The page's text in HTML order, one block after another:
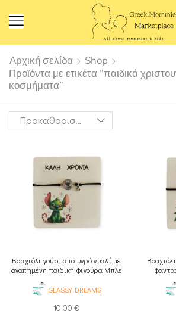
Αρχική σελίδα
Shop
Προϊόντα με ετικέτα “παιδικά
κοσμήματα”
Βραχιόλι γούρι από υγρό γυαλί με
αγαπημένη παιδική φιγούρα Μπλε
GLASSY DREAMS
10,00 €